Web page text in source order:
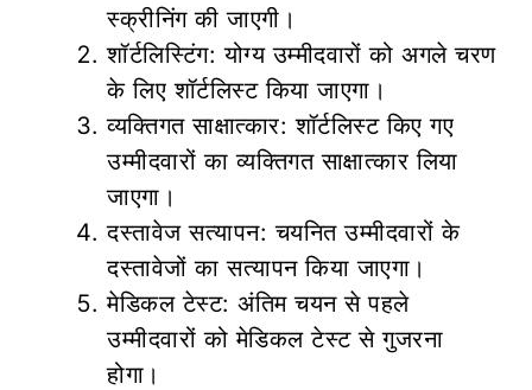
स्क्रीनिंग की जाएगी।
शॉर्टलिस्टिंग: योग्य उम्मीदवारों को अगले चरण
के लिए शॉर्टलिस्ट किया जाएगा।
व्यक्तिगत साक्षात्कार: शॉर्टलिस्ट किए गए
उम्मीदवारों का व्यक्तिगत साक्षात्कार लिया
जाएगा।
दस्तावेज सत्यापन: चयनित उम्मीदवारों के
दस्तावेजों का सत्यापन किया जाएगा।
मेडिकल टेस्ट: अंतिम चयन से पहले
उम्मीदवारों को मेडिकल टेस्ट से गुजरना
होगा।